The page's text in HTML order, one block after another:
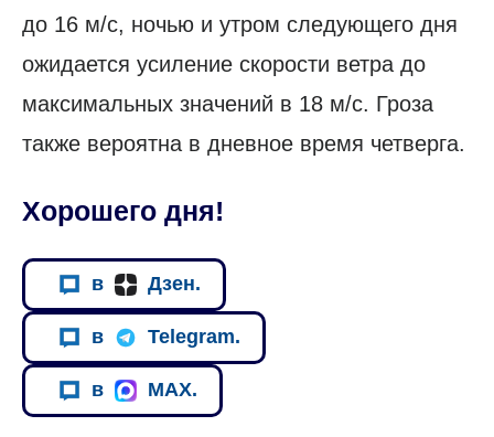
до 16 м/с, ночью и утром следующего дня
ожидается усиление скорости ветра до
максимальных значений в 18 м/с. Гроза
также вероятна в дневное время четверга.
Хорошего дня!
в Дзен.
в Telegram.
в MAX.